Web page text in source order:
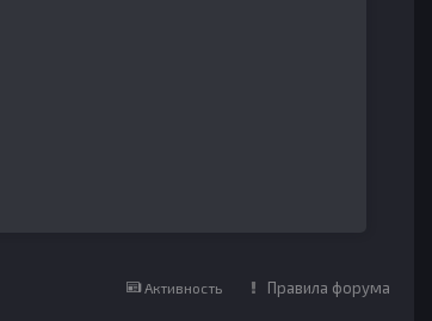
Активность Правила форума